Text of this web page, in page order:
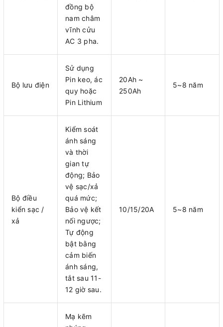
đồng bộ
nam châm
vĩnh cửu
AC 3 pha.
Bộ lưu điện
Sử dụng
Pin keo, ác
quy hoặc
Pin Lithium
20Ah ~
250Ah
5~8 năm
Bộ điều
kiển sạc /
xả
Kiểm soát
ánh sáng
và thời
gian tự
động; Bảo
vệ sạc/xả
quá mức;
Bảo vệ kết
nối ngược;
Tự động
bật bằng
cảm biến
ánh sáng,
tắt sau 11-
12 giờ sau.
10/15/20A 5~8 năm
Mạ kẽm